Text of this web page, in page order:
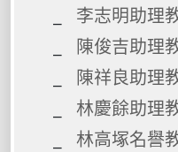
李志明助理
陳俊吉助理
陳祥良助理
林慶餘助理
林高塚名譽